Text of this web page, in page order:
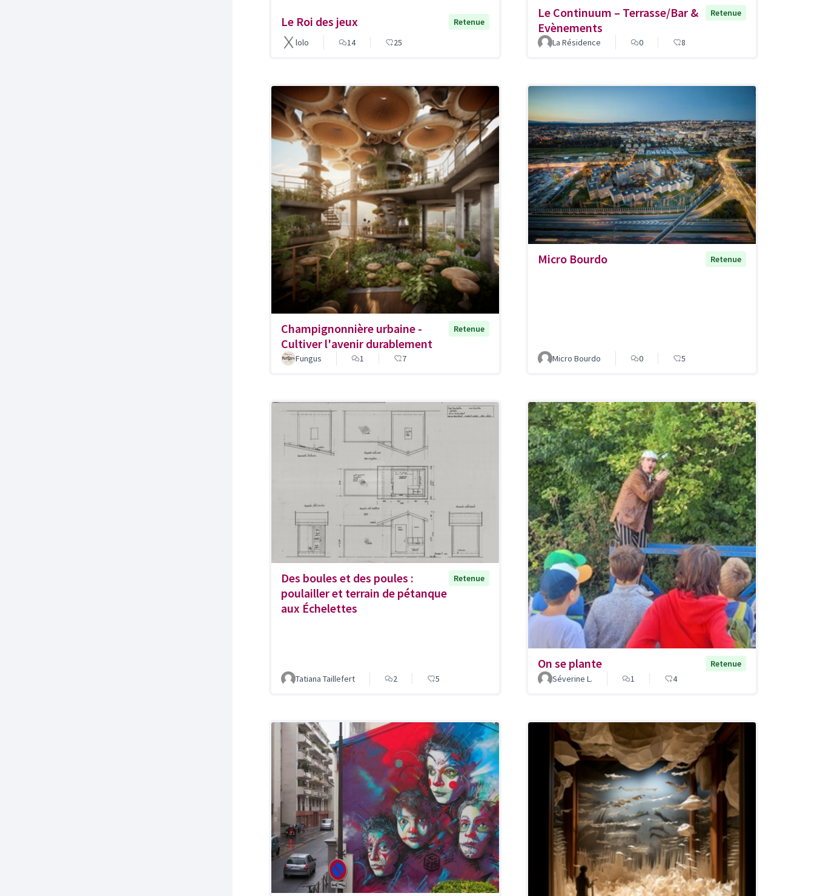
Le Roi des jeux
Retenue
lolo
14 25
Le Continuum – Terrasse/Bar &
Evènements
Retenue
La Résidence 0 8
Champignonnière urbaine -
Cultiver l'avenir durablement
Retenue
Fungus 1 7
Micro Bourdo Retenue
Micro Bourdo 0 5
Des boules et des poules :
poulailler et terrain de pétanque
aux Échelettes
Retenue
Tatiana Taillefert 2 5
On se plante
Retenue
Séverine L.
1 4